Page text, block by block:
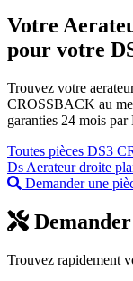
Votre
pour votre
Trouvez votre
CROSSBACK au
garanties 24 mois
Toutes pièces DS3
Ds Aerateur droite
Demander une
Trouvez rapidement